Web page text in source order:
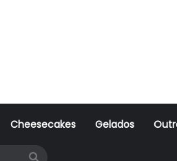
Cheesecakes Gelados